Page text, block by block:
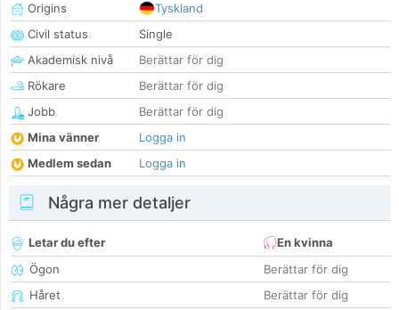
Origins
Tyskland
Civil status
Single
Akademisk nivå
Berättar för dig
Rökare
Berättar för dig
Jobb
Berättar för dig
Mina vänner
Logga in
Medlem sedan
Logga in
Några mer detaljer
Letar du efter
En kvinna
Ögon
Berättar för dig
Håret
Berättar för dig